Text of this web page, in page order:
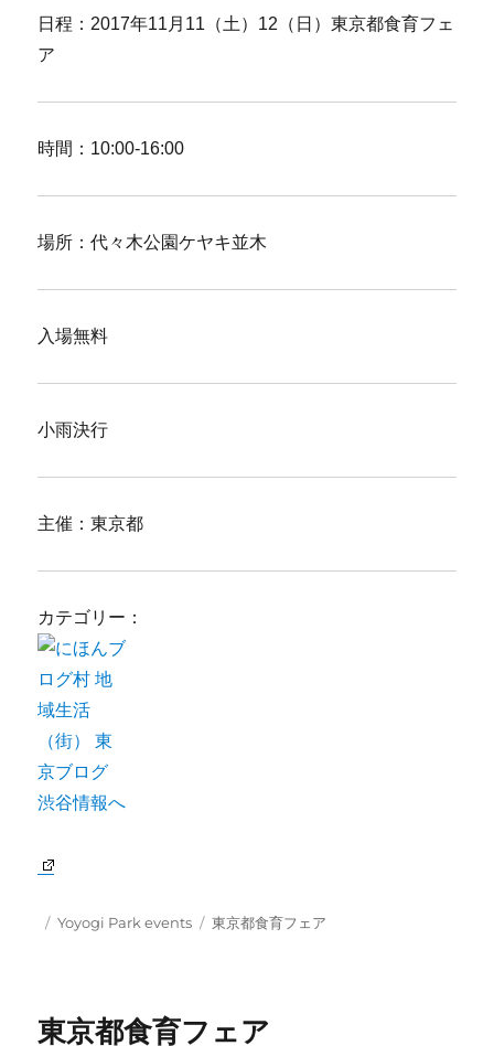
日程：2017年11月11（土）12（日）東京都食育フェ
ア
時間：10:00-16:00
場所：代々木公園ケヤキ並木
入場無料
小雨決行
主催：東京都
カテゴリー：
Posted
Categories
Yoyogi Park events Tags
東京都食育フェア
東京都食育フェア